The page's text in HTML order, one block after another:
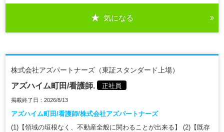
気になる
株式会社アズパートナーズ（東証スタンダード上場）
アズハイム町田/看護師. 正社員
掲載終了日：2026/8/13
アズハイム町田/看護師/株式会社アズパートナーズ
(1)【領域の垣根なく、不動産全般に関わることが出来る】 (2)【既存